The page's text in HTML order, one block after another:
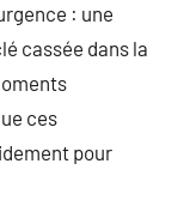
: une
cassée dans la
ces
pour